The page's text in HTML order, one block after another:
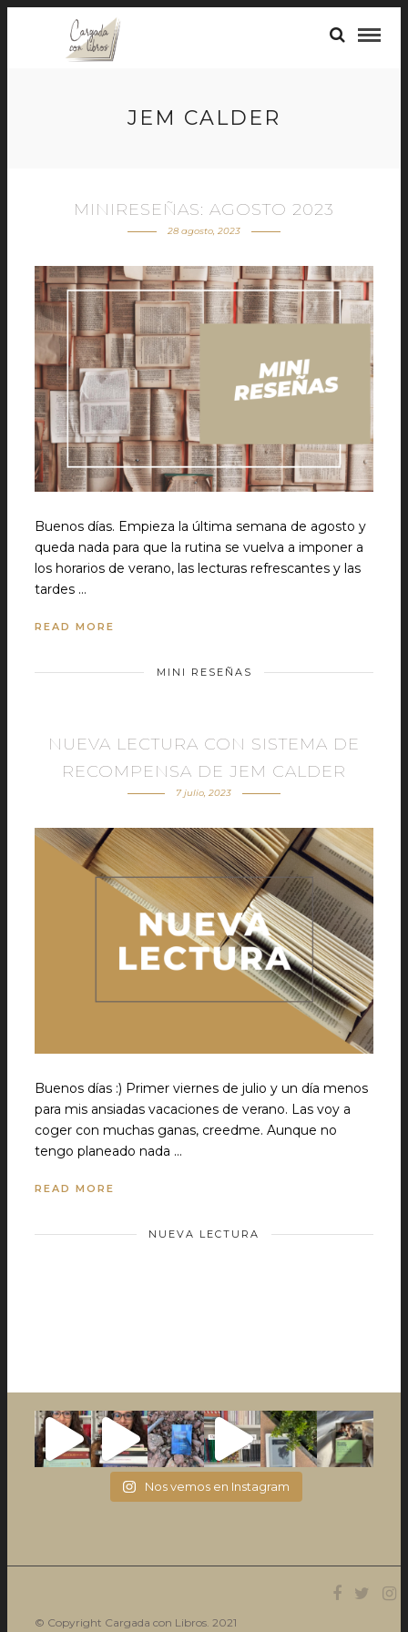
JEM CALDER
MINIRESEÑAS: AGOSTO 2023
28 agosto, 2023
Buenos días. Empieza la última semana de agosto y
queda nada para que la rutina se vuelva a imponer a
los horarios de verano, las lecturas refrescantes y las
tardes …
READ MORE
MINI RESEÑAS
NUEVA LECTURA CON SISTEMA DE
RECOMPENSA DE JEM CALDER
7 julio, 2023
Buenos días :) Primer viernes de julio y un día menos
para mis ansiadas vacaciones de verano. Las voy a
coger con muchas ganas, creedme. Aunque no
tengo planeado nada …
READ MORE
NUEVA LECTURA
Nos vemos en Instagram
© Copyright Cargada con Libros. 2021